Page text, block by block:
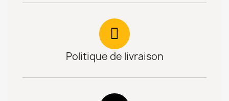
Politique de livraison